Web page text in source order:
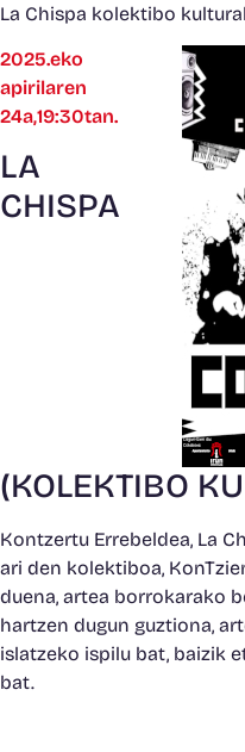
La Chispa kolektibo
2025.eko
apirilaren
24a,19:30tan.
LA
CHISPA
(KOLEKTIBO
Kontzertu Errebeldea, La
ari den kolektiboa,
duena, artea borrokarako
hartzen dugun guztiona,
islatzeko ispilu bat, baizik
bat.